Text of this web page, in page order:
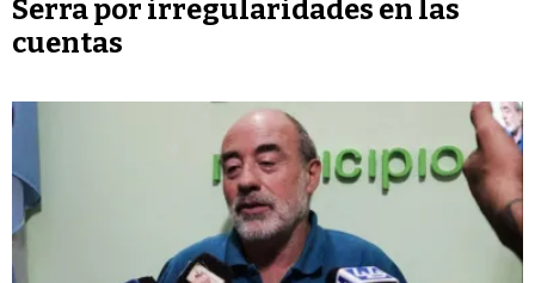
Serra por irregularidades en las
cuentas